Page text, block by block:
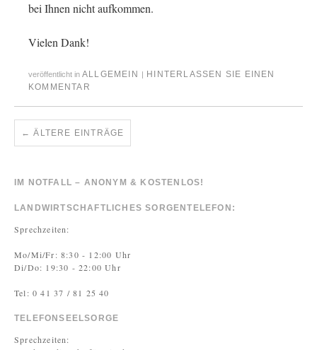
bei Ihnen nicht aufkommen.
Vielen Dank!
veröffentlicht in ALLGEMEIN
HINTERLASSEN SIE EINEN
KOMMENTAR
← ÄLTERE EINTRÄGE
IM NOTFALL – ANONYM & KOSTENLOS!
LANDWIRTSCHAFTLICHES SORGENTELEFON:
Sprechzeiten:
Mo/Mi/Fr: 8:30 - 12:00 Uhr
Di/Do: 19:30 - 22:00 Uhr
Tel: 0 41 37 / 81 25 40
TELEFONSEELSORGE
Sprechzeiten: